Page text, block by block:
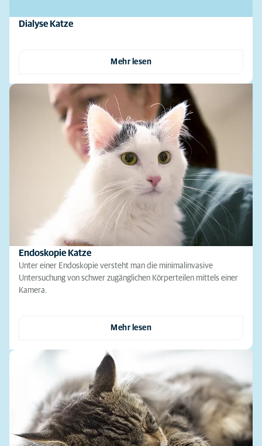
Dialyse Katze
Mehr lesen
Endoskopie Katze
Unter einer Endoskopie versteht man die minimalinvasive
Untersuchung von schwer zugänglichen Körperteilen mittels einer
Kamera.
Mehr lesen